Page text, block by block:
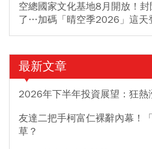
空總國家文化基地8月開放！
了…加碼「晴空季2026」這天
最新文章
2026年下半年投資展望：狂熱
友達二把手柯富仁裸辭內幕！
草？